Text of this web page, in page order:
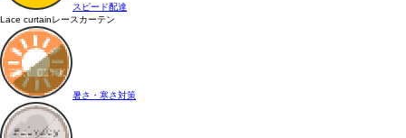
スピード配達
Lace curtainレースカーテン
暑さ・寒さ対策